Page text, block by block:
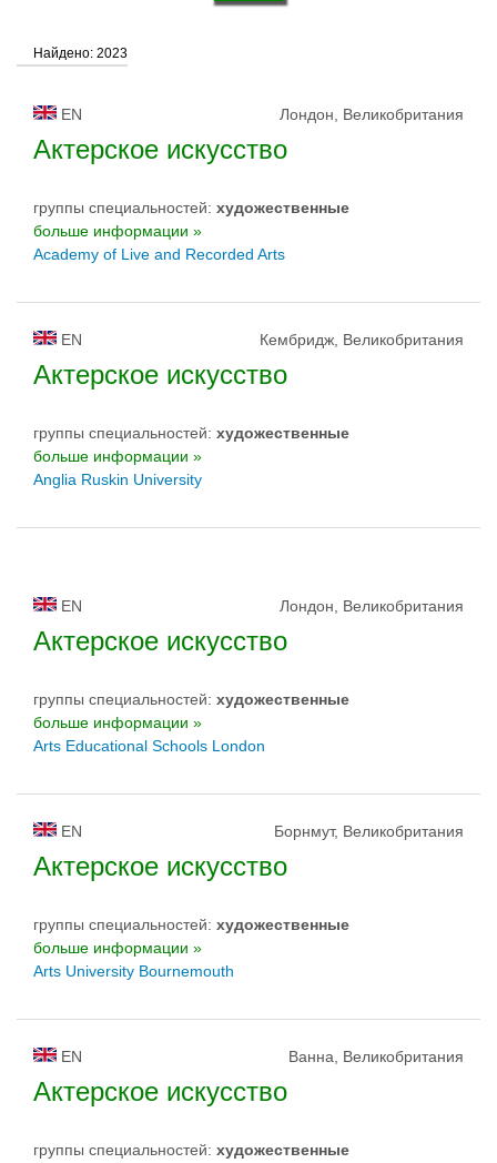
квалификация
статус университетов
Найдено: 2023
EN Лондон, Великобритания
Актерское искусство
группы специальностей: художественные
больше информации »
Academy of Live and Recorded Arts
EN Кембридж, Великобритания
Актерское искусство
группы специальностей: художественные
больше информации »
Anglia Ruskin University
EN Лондон, Великобритания
Актерское искусство
группы специальностей: художественные
больше информации »
Arts Educational Schools London
EN Борнмут, Великобритания
Актерское искусство
группы специальностей: художественные
больше информации »
Arts University Bournemouth
EN Ванна, Великобритания
Актерское искусство
группы специальностей: художественные